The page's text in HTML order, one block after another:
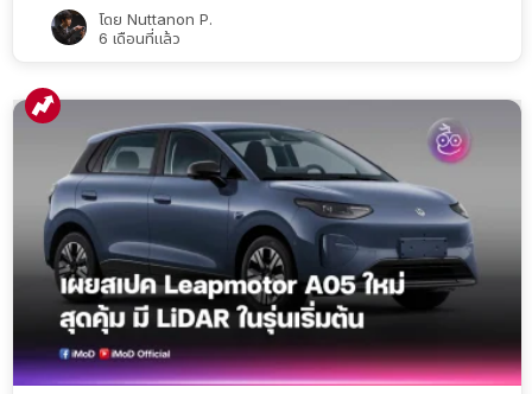
โดย Nuttanon P.
6 เดือนที่แล้ว